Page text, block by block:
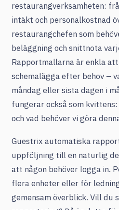
restaurangverksamheten:
intäkt och personalkostnad
restaurangchefen som
beläggning och snittnota
Rapportmallarna är enkla
schemalägga efter behov –
måndag eller sista dagen i
fungerar också som
och vad behöver vi göra
Guestrix automatiska
uppföljning till en naturlig
att någon behöver logga in.
flera enheter eller för
gemensam överblick. Vill du